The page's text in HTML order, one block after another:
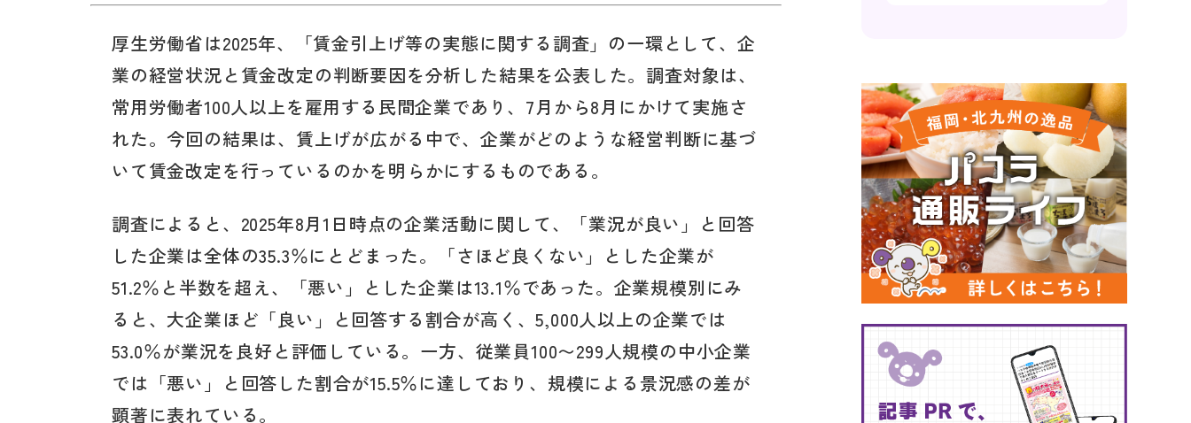
厚生労働省は2025年、「賃金引上げ等の実態に関する調査」の一環として、企
業の経営状況と賃金改定の判断要因を分析した結果を公表した。調査対象は、
常用労働者100人以上を雇用する民間企業であり、7月から8月にかけて実施さ
れた。今回の結果は、賃上げが広がる中で、企業がどのような経営判断に基づ
いて賃金改定を行っているのかを明らかにするものである。
調査によると、2025年8月1日時点の企業活動に関して、「業況が良い」と回答
した企業は全体の35.3％にとどまった。「さほど良くない」とした企業が
51.2％と半数を超え、「悪い」とした企業は13.1％であった。企業規模別にみ
ると、大企業ほど「良い」と回答する割合が高く、5,000人以上の企業では
53.0％が業況を良好と評価している。一方、従業員100〜299人規模の中小企業
では「悪い」と回答した割合が15.5％に達しており、規模による景況感の差が
顕著に表れている。